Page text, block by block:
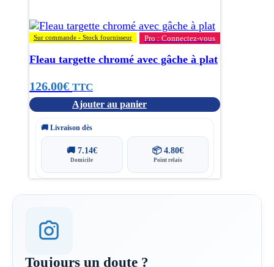
Sur commande - Stock fournisseur Pro : Connectez-vous
Fleau targette chromé avec gâche à plat
126.00€ TTC
Ajouter au panier
🚚 Livraison dès
🚚 7.14€
Domicile
📦 4.80€
Point relais
Toujours un doute ?